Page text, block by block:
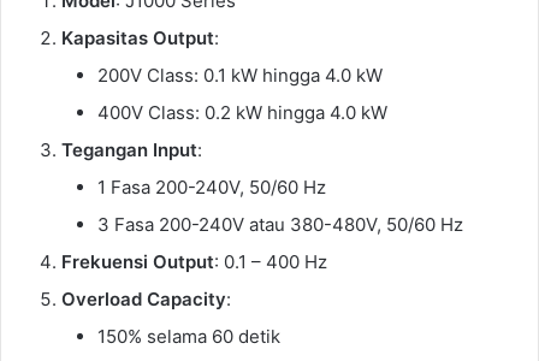
Kapasitas Output:
200V Class: 0.1 kW hingga 4.0 kW
400V Class: 0.2 kW hingga 4.0 kW
Tegangan Input:
1 Fasa 200-240V, 50/60 Hz
3 Fasa 200-240V atau 380-480V, 50/60 Hz
Frekuensi Output: 0.1 – 400 Hz
Overload Capacity:
150% selama 60 detik